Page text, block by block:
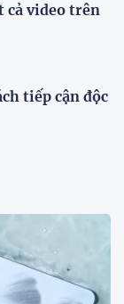
cả video trên
tiếp cận độc